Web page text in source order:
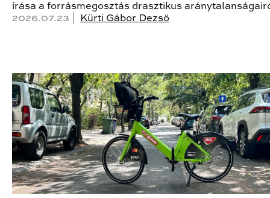
írása a forrásmegosztás drasztikus
2026.07.23 |
Kürti Gábor Dezső